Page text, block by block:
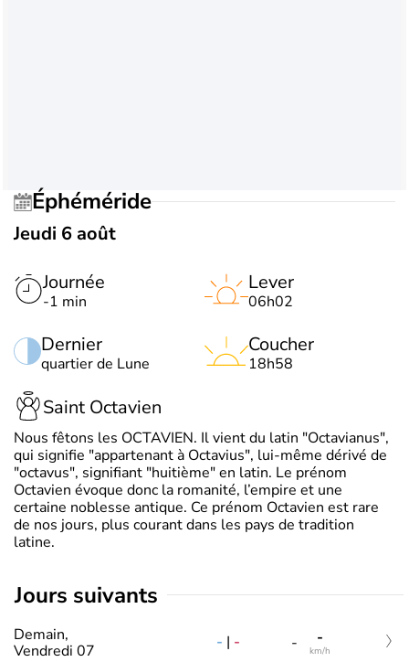
Éphéméride
Jeudi 6 août
Journée
-1 min
Dernier
quartier de Lune
Lever
06h02
Coucher
18h58
Saint Octavien
Nous fêtons les OCTAVIEN. Il vient du latin "Octavianus",
qui signifie "appartenant à Octavius", lui-même dérivé de
"octavus", signifiant "huitième" en latin. Le prénom
Octavien évoque donc la romanité, l’empire et une
certaine noblesse antique. Ce prénom Octavien est rare
de nos jours, plus courant dans les pays de tradition
latine.
jours suivants
Demain,
Vendredi 07
- | - - -
km/h